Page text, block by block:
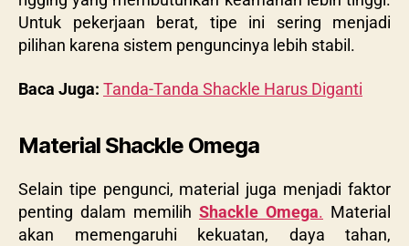
Untuk pekerjaan berat, tipe ini sering menjadi
pilihan karena sistem penguncinya lebih stabil.
Baca Juga: Tanda-Tanda Shackle Harus Diganti
Material Shackle Omega
Selain tipe pengunci, material juga menjadi faktor
penting dalam memilih Shackle Omega. Material
akan memengaruhi kekuatan, daya tahan,